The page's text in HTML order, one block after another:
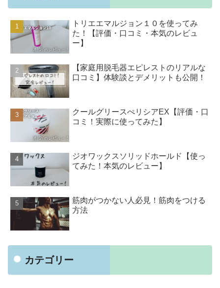
トリエエマルジョン１０を使ってみ
た！【評価・口コミ・本気のレビュ
ー】
【家庭用脱毛器エピレストのリアルな
口コミ】体験談とデメリットも公開！
クールグリースぺリシアEX【評価・口
コミ！実際に使ってみた】
ジオワックスソリッドホールド【使っ
てみた！本気のレビュー】
筋肉がつかない人必見！筋肉をつける
方法
カテゴリー